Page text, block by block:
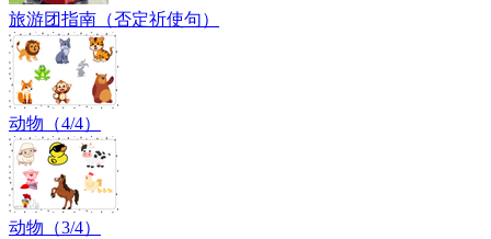
旅游团指南（否定祈使句）
动物（4/4）
动物（3/4）